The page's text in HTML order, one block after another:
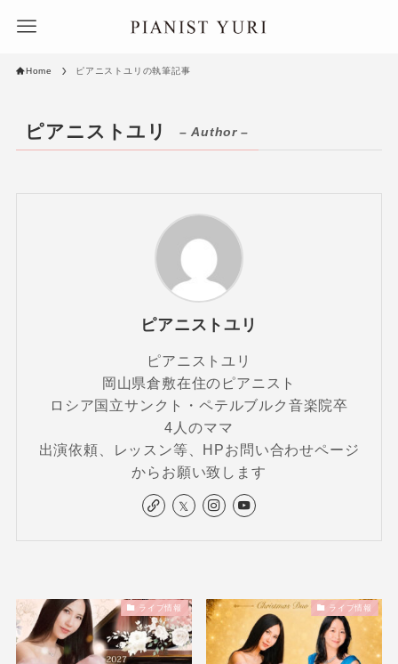
Home ピアニストユリの執筆記事
ピアニストユリ – Author –
ピアニストユリ
ピアニストユリ
岡山県倉敷在住のピアニスト
ロシア国立サンクト・ペテルブルク音楽院卒
4人のママ
出演依頼、レッスン等、HPお問い合わせページ
からお願い致します
ライブ情報 ライブ情報